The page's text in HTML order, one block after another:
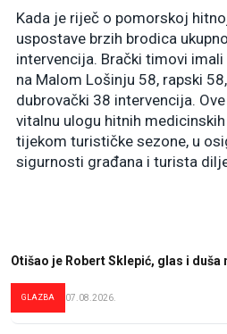
Kada je riječ o pomorskoj
uspostave brzih brodica
intervencija. Brački timovi
na Malom Lošinju 58, rapski
dubrovački 38 intervencija.
vitalnu ulogu hitnih
tijekom turističke sezone, u
sigurnosti građana i turista
Otišao je Robert Sklepić, glas i
GLAZBA 07.08.2026.